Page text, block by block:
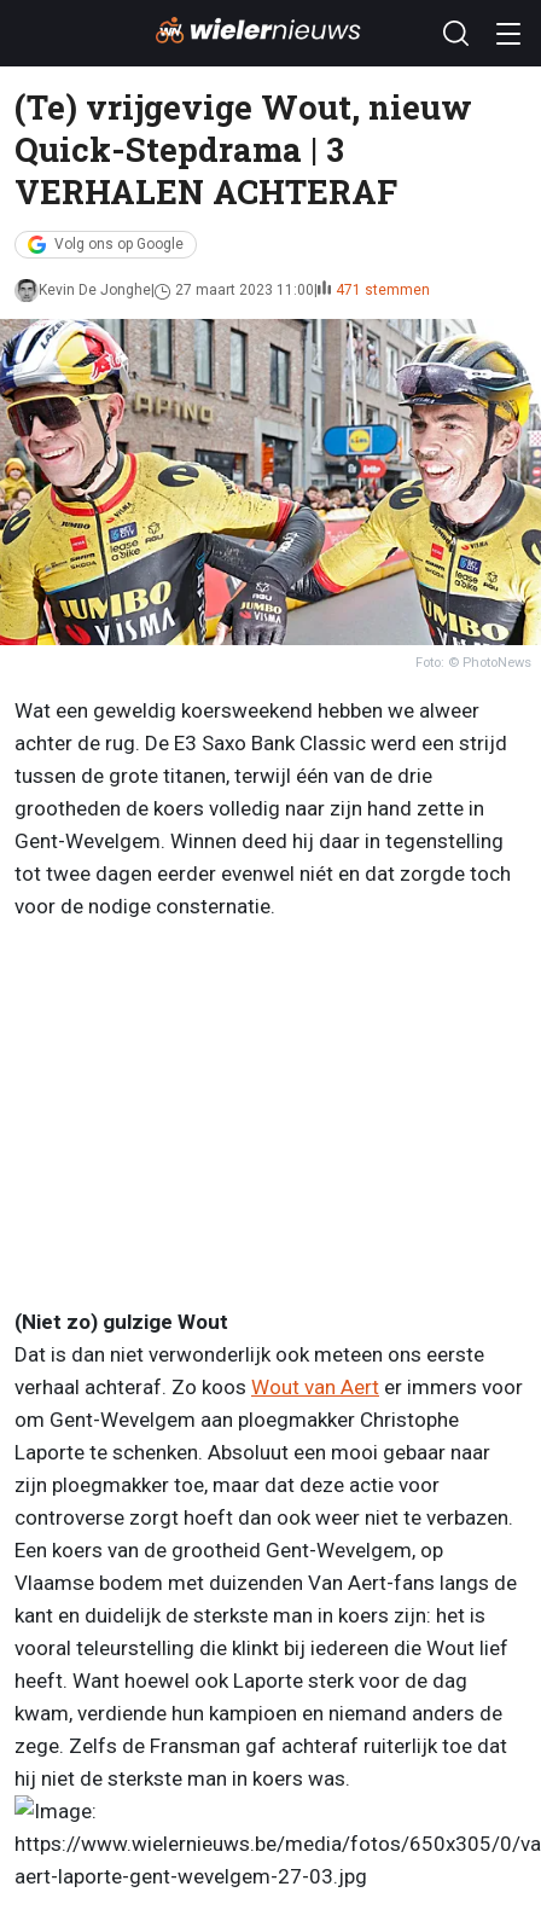
(Te) vrijgevige Wout, nieuw
Quick-Stepdrama | 3
VERHALEN ACHTERAF
Volg ons op Google
Kevin De Jonghe 27 maart 2023 11:00 471 stemmen
Foto: © PhotoNews
Wat een geweldig koersweekend hebben we alweer
achter de rug. De E3 Saxo Bank Classic werd een strijd
tussen de grote titanen, terwijl één van de drie
grootheden de koers volledig naar zijn hand zette in
Gent-Wevelgem. Winnen deed hij daar in tegenstelling
tot twee dagen eerder evenwel niét en dat zorgde toch
voor de nodige consternatie.
(Niet zo) gulzige Wout
Dat is dan niet verwonderlijk ook meteen ons eerste
verhaal achteraf. Zo koos Wout van Aert er immers voor
om Gent-Wevelgem aan ploegmakker Christophe
Laporte te schenken. Absoluut een mooi gebaar naar
zijn ploegmakker toe, maar dat deze actie voor
controverse zorgt hoeft dan ook weer niet te verbazen.
Een koers van de grootheid Gent-Wevelgem, op
Vlaamse bodem met duizenden Van Aert-fans langs de
kant en duidelijk de sterkste man in koers zijn: het is
vooral teleurstelling die klinkt bij iedereen die Wout lief
heeft. Want hoewel ook Laporte sterk voor de dag
kwam, verdiende hun kampioen en niemand anders de
zege. Zelfs de Fransman gaf achteraf ruiterlijk toe dat
hij niet de sterkste man in koers was.